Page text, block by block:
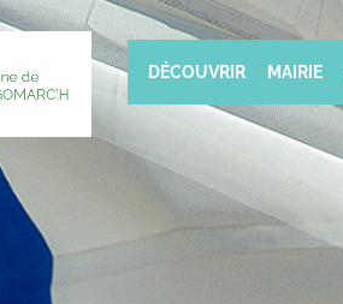
DÉCOUVRIR MAIRIE